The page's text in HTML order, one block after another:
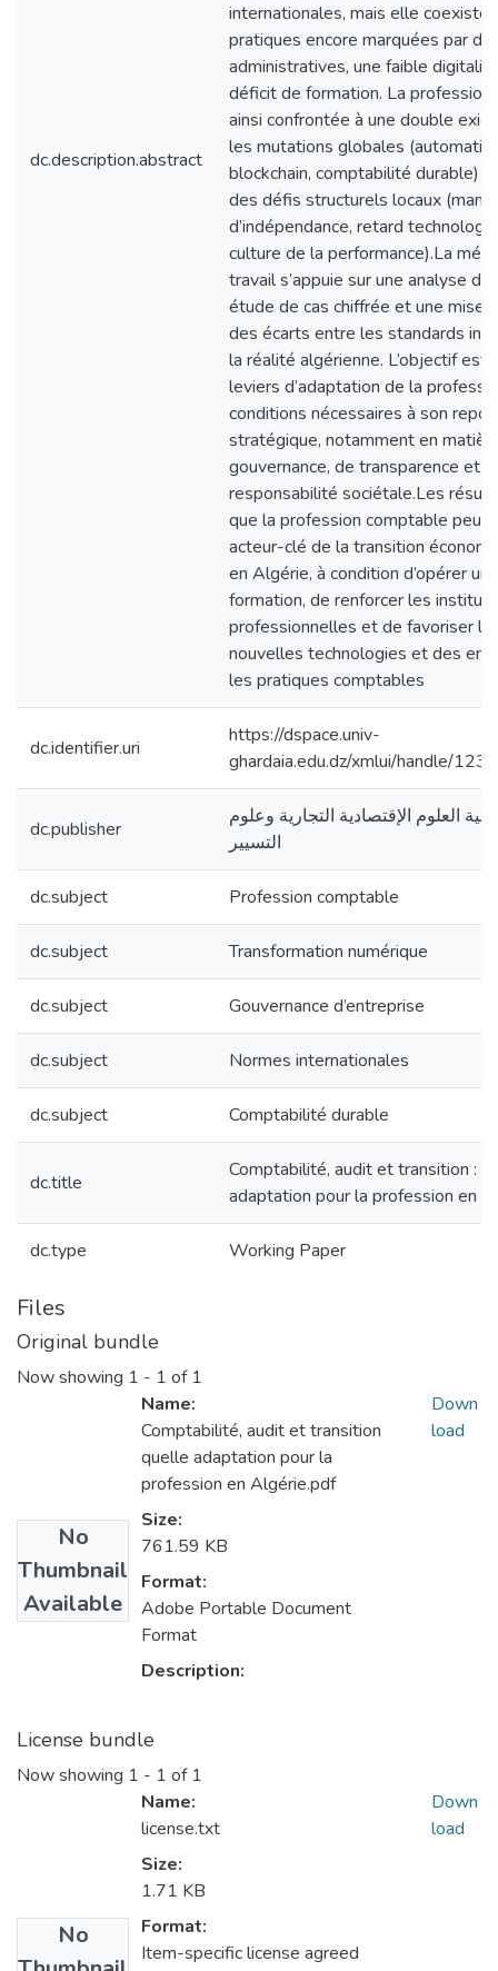
dc.description.abstract
internationales, mais elle coexiste
pratiques encore marquées par
administratives, une faible
déficit de formation. La
ainsi confrontée à une double
les mutations globales
blockchain, comptabilité durable)
des défis structurels locaux
d’indépendance, retard
culture de la performance).La
travail s’appuie sur une analyse
étude de cas chiffrée et une mise
des écarts entre les standards
la réalité algérienne. L’objectif est
leviers d’adaptation de la
conditions nécessaires à son
stratégique, notamment en
gouvernance, de transparence et
responsabilité sociétale.Les
que la profession comptable peut
acteur-clé de la transition
en Algérie, à condition d’opérer
formation, de renforcer les
professionnelles et de favoriser
nouvelles technologies et des
les pratiques comptables
dc.identifier.uri
https://dspace.univ-
ghardaia.edu.dz/xmlui/handle/
dc.publisher
العلوم الإقتصادية التجارية وعلوم
التسيير
dc.subject Profession comptable
dc.subject Transformation numérique
dc.subject Gouvernance d’entreprise
dc.subject Normes internationales
dc.subject Comptabilité durable
dc.title
Comptabilité, audit et transition :
adaptation pour la profession en
dc.type Working Paper
Files
Original bundle
Now showing 1 - 1 of 1
No
Thumbnail
Available
Name:
Comptabilité, audit et transition
quelle adaptation pour la
profession en Algérie.pdf
Size:
761.59 KB
Format:
Adobe Portable Document
Format
Description:
Down
load
License bundle
Now showing 1 - 1 of 1
No
Name:
license.txt
Size:
1.71 KB
Format:
Item-specific license agreed
Down
load